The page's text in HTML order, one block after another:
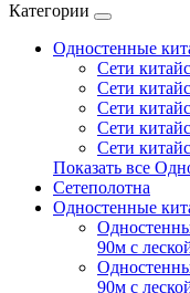
Категории
Одностенные
Сети
Сети
Сети
Сети
Сети
Показать все
Сетеполотна
Одностенные
90м с
90м с